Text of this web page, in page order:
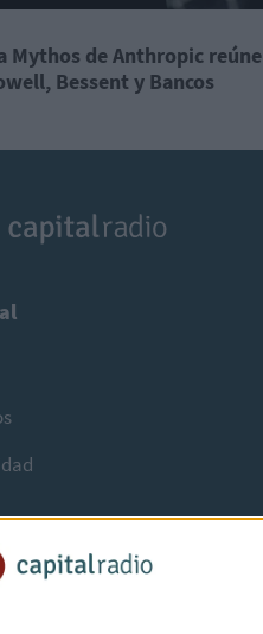
Mythos de Anthropic reúne
Bessent y Bancos